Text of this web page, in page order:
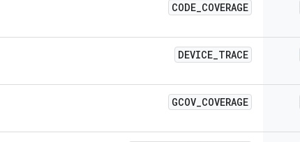
CODE_COVERAGE
DEVICE_TRACE
GCOV_COVERAGE